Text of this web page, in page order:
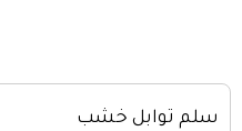
سلم توابل خشب